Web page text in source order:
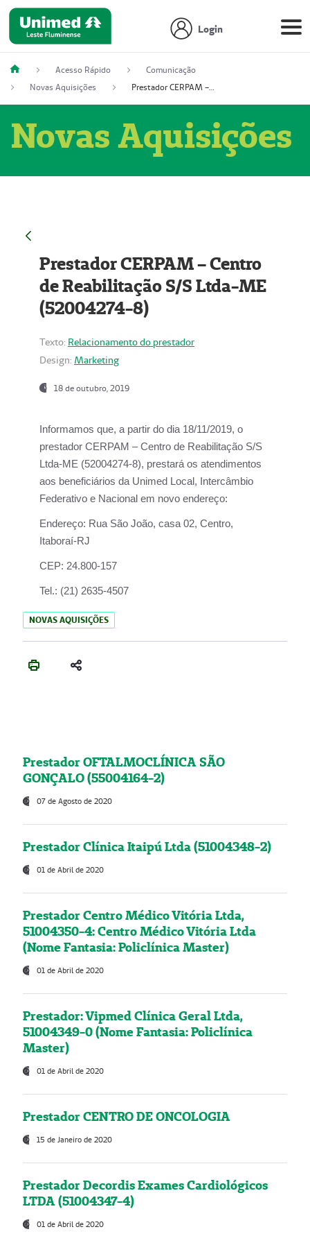
Login
Acesso Rápido
Comunicação
Novas Aquisições
Prestador CERPAM – Centro de Reabilitação S/S Ltda-ME (52004274-8)
Novas Aquisições
Prestador CERPAM – Centro
de Reabilitação S/S Ltda-ME
(52004274-8)
Texto: Relacionamento do prestador
Design: Marketing
18 de outubro, 2019
Informamos que, a partir do dia 18/11/2019, o
prestador CERPAM – Centro de Reabilitação S/S
Ltda-ME (52004274-8), prestará os atendimentos
aos beneficiários da Unimed Local, Intercâmbio
Federativo e Nacional em novo endereço:
Endereço: Rua São João, casa 02, Centro,
Itaboraí-RJ
CEP: 24.800-157
Tel.: (21) 2635-4507
NOVAS AQUISIÇÕES
Prestador OFTALMOCLÍNICA SÃO
GONÇALO (55004164-2)
07 de Agosto de 2020
Prestador Clínica Itaipú Ltda (51004348-2)
01 de Abril de 2020
Prestador Centro Médico Vitória Ltda,
51004350-4: Centro Médico Vitória Ltda
(Nome Fantasia: Policlínica Master)
01 de Abril de 2020
Prestador: Vipmed Clínica Geral Ltda,
51004349-0 (Nome Fantasia: Policlínica
Master)
01 de Abril de 2020
Prestador CENTRO DE ONCOLOGIA
15 de Janeiro de 2020
Prestador Decordis Exames Cardiológicos
LTDA (51004347-4)
01 de Abril de 2020